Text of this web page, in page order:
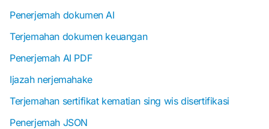
Penerjemah dokumen AI
Terjemahan dokumen keuangan
Penerjemah AI PDF
Ijazah nerjemahake
Terjemahan sertifikat kematian sing wis disertifikasi
Penerjemah JSON